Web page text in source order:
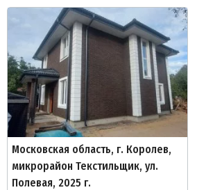
Московская область, г. Королев,
микрорайон Текстильщик, ул.
Полевая, 2025 г.